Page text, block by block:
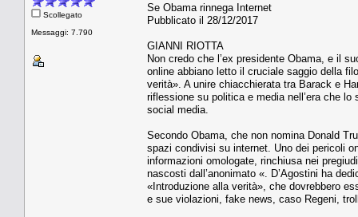
Scollegato
Messaggi: 7.790
Se Obama rinnega Internet
Pubblicato il 28/12/2017
GIANNI RIOTTA
Non credo che l’ex presidente Obama, e il
online abbiano letto il cruciale saggio della
verità». A unire chiacchierata tra Barack e
riflessione su politica e media nell’era che lo
social media.
Secondo Obama, che non nomina Donald
spazi condivisi su internet. Uno dei pericoli
informazioni omologate, rinchiusa nei
nascosti dall’anonimato «. D’Agostini ha
«Introduzione alla verità», che dovrebbero
e sue violazioni, fake news, caso Regeni,